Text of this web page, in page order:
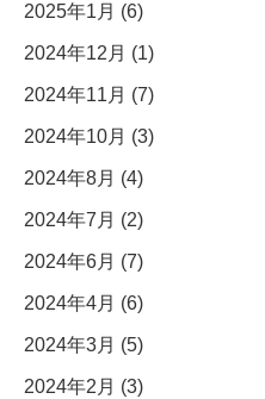
2025年1月 (6)
2024年12月 (1)
2024年11月 (7)
2024年10月 (3)
2024年8月 (4)
2024年7月 (2)
2024年6月 (7)
2024年4月 (6)
2024年3月 (5)
2024年2月 (3)